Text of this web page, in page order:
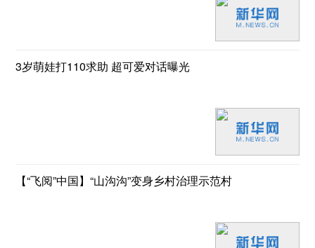
3岁萌娃打110求助 超可爱对话曝光
【“飞阅”中国】“山沟沟”变身乡村治理示范村